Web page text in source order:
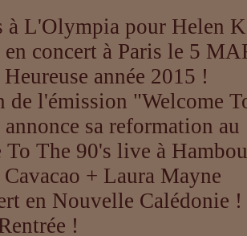
à L'Olympia pour Helen
concert à Paris le 5
année 2015 !
l'émission "Welcome
sa reformation au
To The 90's live à
+ Laura Mayne
en Nouvelle Calédonie !
!